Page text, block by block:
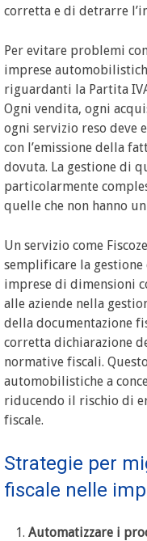
corretta e di detrarre
Per evitare problemi
imprese
riguardanti la Partita
Ogni vendita, ogni
ogni servizio reso deve
con l’emissione della
dovuta. La gestione di
particolarmente
quelle che non hanno
Un servizio come
semplificare la
imprese di dimensioni
alle aziende nella
della documentazione
corretta dichiarazione
normative fiscali.
automobilistiche a
riducendo il rischio di
fiscale.
Strategie per
fiscale nelle
Automatizzare i